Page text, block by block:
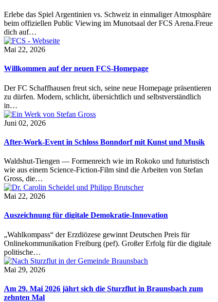
Erlebe das Spiel Argentinien vs. Schweiz in einmaliger Atmosphäre
beim offiziellen Public Viewing im Munotsaal der FCS Arena.Freue
dich auf…
Mai 22, 2026
Willkommen auf der neuen FCS-Homepage
Der FC Schaffhausen freut sich, seine neue Homepage präsentieren
zu dürfen. Modern, schlicht, übersichtlich und selbstverständlich
in…
Juni 02, 2026
After-Work-Event in Schloss Bonndorf mit Kunst und Musik
Waldshut-Tiengen — Formenreich wie im Rokoko und futuristisch
wie aus einem Science-Fiction-Film sind die Arbeiten von Stefan
Gross, die…
Mai 22, 2026
Auszeichnung für digitale Demokratie-Innovation
„Wahlkompass“ der Erzdiözese gewinnt Deutschen Preis für
Onlinekommunikation Freiburg (pef). Großer Erfolg für die digitale
politische…
Mai 29, 2026
Am 29. Mai 2026 jährt sich die Sturzflut in Braunsbach zum
zehnten Mal